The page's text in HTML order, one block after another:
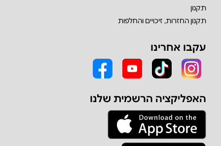
תקנון
תקנון החזרות, זיכויים והחלפות
עקבו אחרינו
האפליקציה הרשמית שלנו